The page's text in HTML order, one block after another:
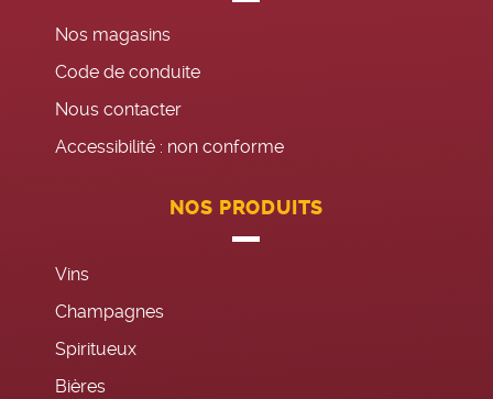
Nos magasins
Code de conduite
Nous contacter
Accessibilité : non conforme
NOS PRODUITS
Vins
Champagnes
Spiritueux
Bières